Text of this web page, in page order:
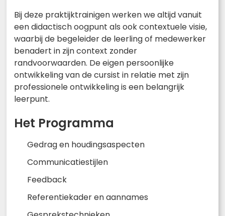
Bij deze praktijktrainigen werken we altijd vanuit
een didactisch oogpunt als ook contextuele visie,
waarbij de begeleider de leerling of medewerker
benadert in zijn context zonder
randvoorwaarden. De eigen persoonlijke
ontwikkeling van de cursist in relatie met zijn
professionele ontwikkeling is een belangrijk
leerpunt.
Het Programma
Gedrag en houdingsaspecten
Communicatiestijlen
Feedback
Referentiekader en aannames